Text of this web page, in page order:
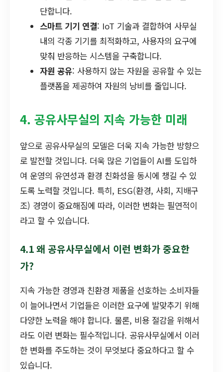
단합니다.
스마트 기기 연결: IoT 기술과 결합하여 사무실
내의 각종 기기를 최적화하고, 사용자의 요구에
맞춰 반응하는 시스템을 구축합니다.
자원 공유: 사용하지 않는 자원을 공유할 수 있는
플랫폼을 제공하여 자원의 낭비를 줄입니다.
4. 공유사무실의 지속 가능한 미래
앞으로 공유사무실의 모델은 더욱 지속 가능한 방향으
로 발전할 것입니다. 더욱 많은 기업들이 AI를 도입하
여 운영의 유연성과 환경 친화성을 동시에 챙길 수 있
도록 노력할 것입니다. 특히, ESG(환경, 사회, 지배구
조) 경영이 중요해짐에 따라, 이러한 변화는 필연적이
라고 할 수 있습니다.
4.1 왜 공유사무실에서 이런 변화가 중요한
가?
지속 가능한 경영과 친환경 제품을 선호하는 소비자들
이 늘어나면서 기업들은 이러한 요구에 발맞추기 위해
다양한 노력을 해야 합니다. 물론, 비용 절감을 위해서
라도 이런 변화는 필수적입니다. 공유사무실에서 이러
한 변화를 주도하는 것이 무엇보다 중요하다고 할 수
있습니다.